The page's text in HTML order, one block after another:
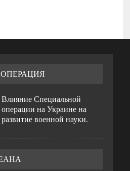
Влияние Специальной
операции на Украине на
развитие военной науки.